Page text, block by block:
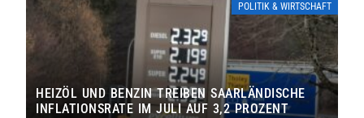
POLITIK & WIRTSCHAFT
HEIZÖL UND BENZIN TREIBEN SAARLÄNDISCHE
INFLATIONSRATE IM JULI AUF 3,2 PROZENT